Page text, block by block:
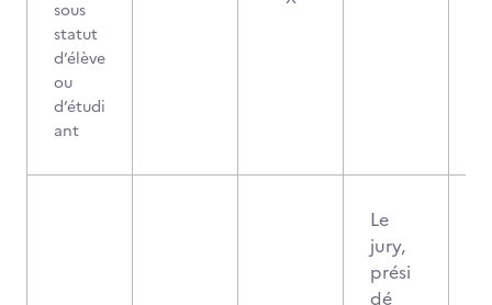
sous
statut
d’élève
ou
d’étudi
ant
Le
jury,
prési
dé